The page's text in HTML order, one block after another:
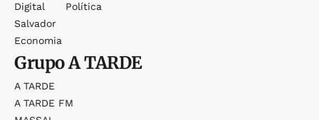
Digital
Salvador
Economia
Política
GrupoA TARDE
A TARDE
A TARDE FM